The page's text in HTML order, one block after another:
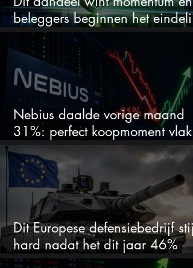
beleggers beginnen het eindelijk
te zien
Nebius daalde vorige maand
31%: perfect koopmoment vlak
voor kwartaalcijfers?
Dit Europese defensiebedrijf
hard nadat het dit jaar 46%
daalde: mooie koopkans?